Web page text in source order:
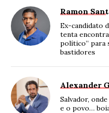
Ramon
Ex-candidato
tenta
político” para
bastidores
Alexander
Salvador,
e o povo…